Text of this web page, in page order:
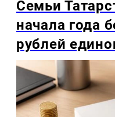
Семьи
начала года
рублей